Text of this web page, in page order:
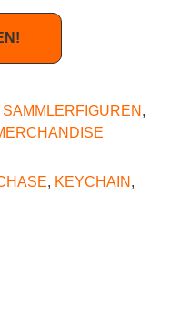
,
, KEYCHAIN ,